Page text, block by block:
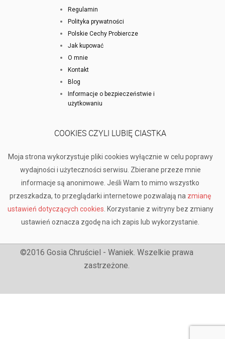
Regulamin
Polityka prywatności
Polskie Cechy Probiercze
Jak kupować
O mnie
Kontakt
Blog
Informacje o bezpieczeństwie i
użytkowaniu
COOKIES CZYLI LUBIĘ CIASTKA
Moja strona wykorzystuje pliki cookies wyłącznie w celu poprawy
wydajności i użyteczności serwisu. Zbierane przeze mnie
informacje są anonimowe. Jeśli Wam to mimo wszystko
przeszkadza, to przeglądarki internetowe pozwalają na zmianę
ustawień dotyczących cookies . Korzystanie z witryny bez zmiany
ustawień oznacza zgodę na ich zapis lub wykorzystanie.
©2016 Gosia Chruściel - Waniek. Wszelkie prawa
zastrzeżone.